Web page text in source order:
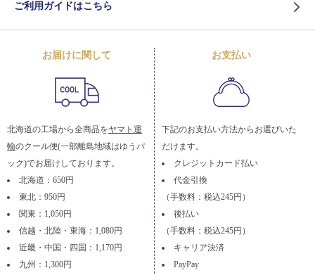
ご利用ガイドはこちら
お届けに関して
北海道の工場から全商品をヤマト運
輸のクール便(一部離島地域はゆうパ
ック)でお届けしております。
北海道：650円
東北：950円
関東：1,050円
信越・北陸・東海：1,080円
近畿・中国・四国：1,170円
九州：1,300円
お支払い
下記のお支払い方法からお選びいた
だけます。
クレジットカード払い
代金引換
（手数料：税込245円）
後払い
（手数料：税込245円）
キャリア決済
PayPay